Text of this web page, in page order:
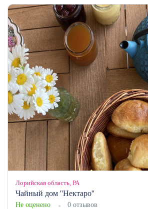
Лорийская область, РА
Чайный дом ''Нектаро''
Не оценено
0 отзывов